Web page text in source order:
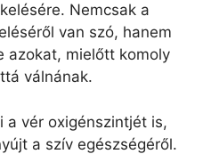
Nemcsak a
van szó, hanem
azokat, mielőtt komoly
válnának.
a vér oxigénszintjét is,
a szív egészségéről.